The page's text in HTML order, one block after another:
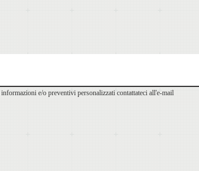
e/o preventivi personalizzati contattateci all'e-mail